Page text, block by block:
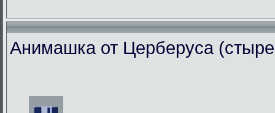
Анимашка от Церберуса